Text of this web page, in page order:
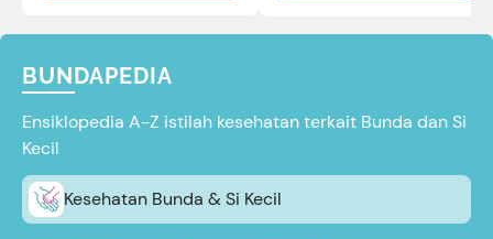
BUNDAPEDIA
Ensiklopedia A-Z istilah kesehatan terkait Bunda dan Si
Kecil
Kesehatan Bunda & Si Kecil